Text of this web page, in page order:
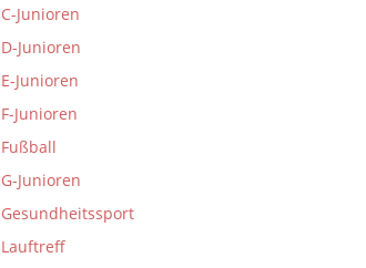
C-Junioren
D-Junioren
E-Junioren
F-Junioren
Fußball
G-Junioren
Gesundheitssport
Lauftreff